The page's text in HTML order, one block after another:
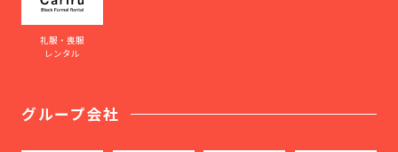
礼服・喪服
レンタル
グループ会社